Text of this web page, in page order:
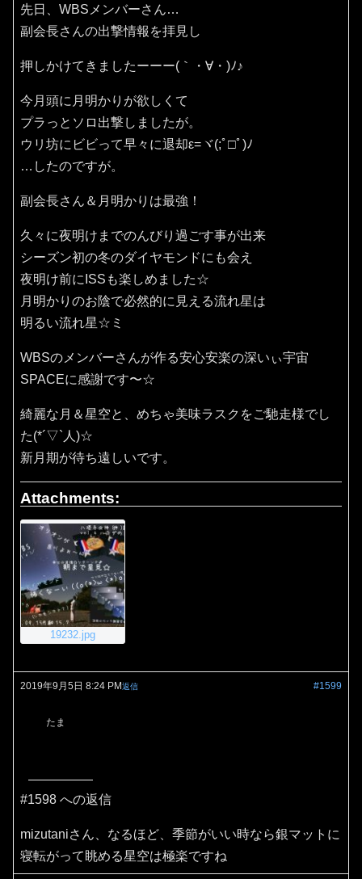
先日、WBSメンバーさん…
副会長さんの出撃情報を拝見し
押しかけてきましたーーー(｀・∀・)ﾉ♪
今月頭に月明かりが欲しくて
プラっとソロ出撃しましたが。
ウリ坊にビビって早々に退却ε=ヾ(;ﾟ□ﾟ)ﾉ
…したのですが。
副会長さん＆月明かりは最強！
久々に夜明けまでのんびり過ごす事が出来
シーズン初の冬のダイヤモンドにも会え
夜明け前にISSも楽しめました☆
月明かりのお陰で必然的に見える流れ星は
明るい流れ星☆ミ
WBSのメンバーさんが作る安心安楽の深いぃ宇宙
SPACEに感謝です〜☆
綺麗な月＆星空と、めちゃ美味ラスクをご馳走様でし
た(*´▽`人)☆
新月期が待ち遠しいです。
Attachments:
19232.jpg
2019年9月5日 8:24 PM #1599
返信
たま
#1598 への返信
mizutaniさん、なるほど、季節がいい時なら銀マットに
寝転がって眺める星空は極楽ですね